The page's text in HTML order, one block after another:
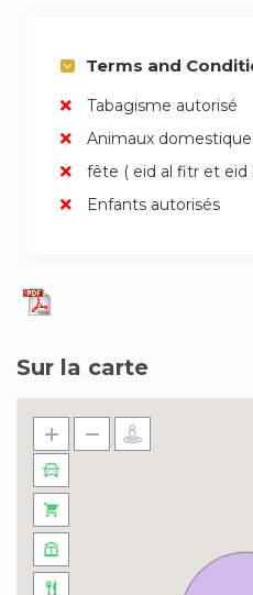
Terms and
Tabagisme autorisé
Animaux
fête ( eid al fitr et eid
Enfants autorisés
Sur la carte